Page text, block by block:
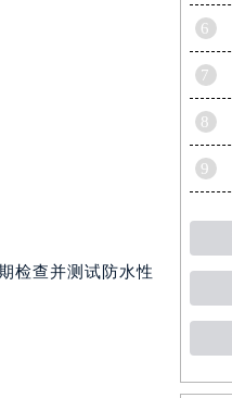
检查并测试防水性
6
7
8
9